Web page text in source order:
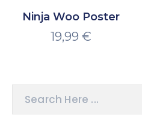
Ninja Woo Poster
19,99 €